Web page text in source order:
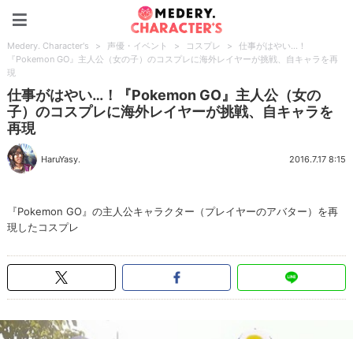
Medery. Character's > 声優・イベント > コスプレ >
仕事がはやい…！
『Pokemon GO』主人公（女の子）のコスプレに海外レイヤーが挑戦、自キャラを再
現
仕事がはやい…！『Pokemon GO』主人公（女の
子）のコスプレに海外レイヤーが挑戦、自キャラを
再現
HaruYasy. 2016.7.17 8:15
『Pokemon GO』の主人公キャラクター（プレイヤーのアバター）を再
現したコスプレ